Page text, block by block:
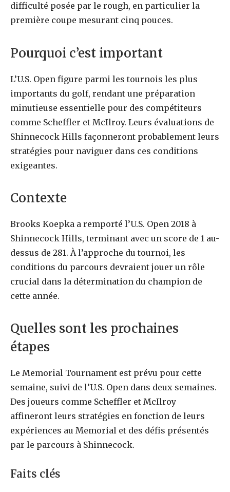
difficulté posée par le rough, en particulier la
première coupe mesurant cinq pouces.
Pourquoi c’est important
L’U.S. Open figure parmi les tournois les plus
importants du golf, rendant une préparation
minutieuse essentielle pour des compétiteurs
comme Scheffler et McIlroy. Leurs évaluations de
Shinnecock Hills façonneront probablement leurs
stratégies pour naviguer dans ces conditions
exigeantes.
Contexte
Brooks Koepka a remporté l’U.S. Open 2018 à
Shinnecock Hills, terminant avec un score de 1 au-
dessus de 281. À l’approche du tournoi, les
conditions du parcours devraient jouer un rôle
crucial dans la détermination du champion de
cette année.
Quelles sont les prochaines
étapes
Le Memorial Tournament est prévu pour cette
semaine, suivi de l’U.S. Open dans deux semaines.
Des joueurs comme Scheffler et McIlroy
affineront leurs stratégies en fonction de leurs
expériences au Memorial et des défis présentés
par le parcours à Shinnecock.
Faits clés